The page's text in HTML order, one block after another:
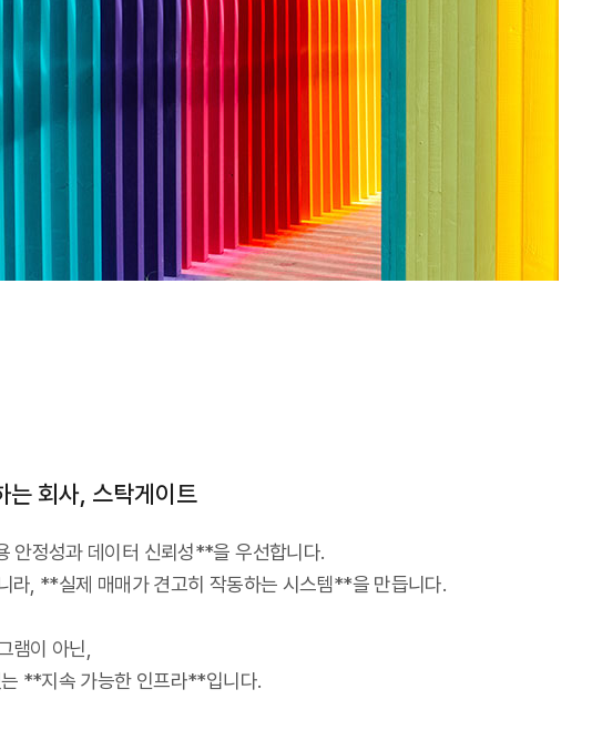
는 회사, 스탁게이트
안정성과 데이터 신뢰성**을 우선합니다.
라, **실제 매매가 견고히 작동하는 시스템**을 만듭니다.
램이 아닌,
**지속 가능한 인프라**입니다.